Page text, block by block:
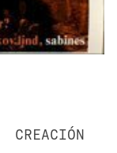
CREACIÓN